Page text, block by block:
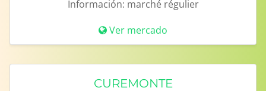
Información: marché régulier
Ver mercado
CUREMONTE